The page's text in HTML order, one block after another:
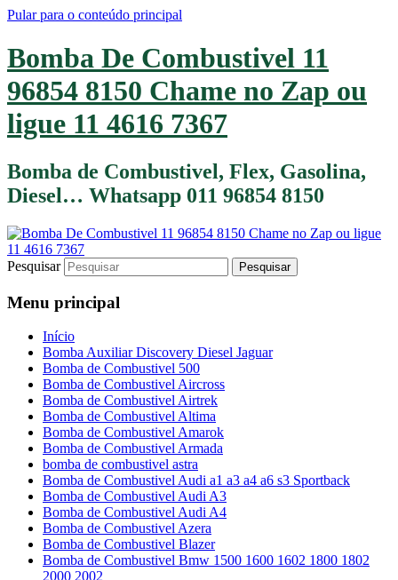
Pular para o conteúdo principal
Bomba De Combustivel 11
96854 8150 Chame no Zap ou
ligue 11 4616 7367
Bomba de Combustivel, Flex, Gasolina,
Diesel… Whatsapp 011 96854 8150
Pesquisar
Menu principal
Início
Bomba Auxiliar Discovery Diesel Jaguar
Bomba de Combustivel 500
Bomba de Combustivel Aircross
Bomba de Combustivel Airtrek
Bomba de Combustivel Altima
Bomba de Combustivel Amarok
Bomba de Combustivel Armada
bomba de combustivel astra
Bomba de Combustivel Audi a1 a3 a4 a6 s3 Sportback
Bomba de Combustivel Audi A3
Bomba de Combustivel Audi A4
Bomba de Combustivel Azera
Bomba de Combustivel Blazer
Bomba de Combustivel Bmw 1500 1600 1602 1800 1802
2000 2002